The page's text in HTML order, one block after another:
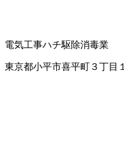
電気工事ハチ駆除消毒業
東京都小平市喜平町３丁目１